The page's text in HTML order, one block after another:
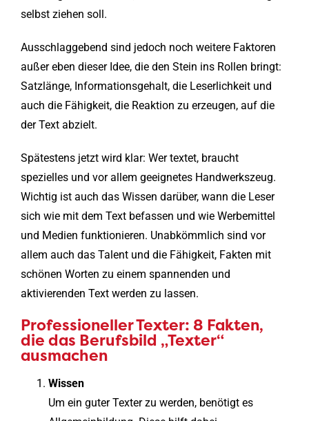
selbst ziehen soll.
Ausschlaggebend sind jedoch noch weitere Faktoren
außer eben dieser Idee, die den Stein ins Rollen bringt:
Satzlänge, Informationsgehalt, die Leserlichkeit und
auch die Fähigkeit, die Reaktion zu erzeugen, auf die
der Text abzielt.
Spätestens jetzt wird klar: Wer textet, braucht
spezielles und vor allem geeignetes Handwerkszeug.
Wichtig ist auch das Wissen darüber, wann die Leser
sich wie mit dem Text befassen und wie Werbemittel
und Medien funktionieren. Unabkömmlich sind vor
allem auch das Talent und die Fähigkeit, Fakten mit
schönen Worten zu einem spannenden und
aktivierenden Text werden zu lassen.
Professioneller Texter: 8 Fakten,
die das Berufsbild „Texter“
ausmachen
Wissen
Um ein guter Texter zu werden, benötigt es